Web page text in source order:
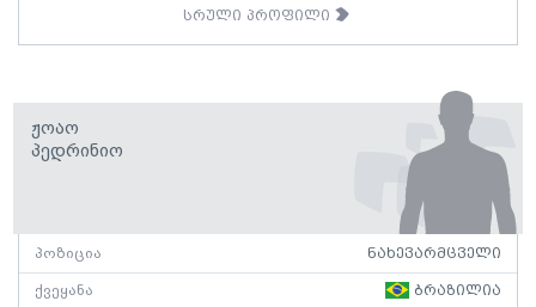
სრული პროფილი
Ჟოაო
Პედრინიო
პოზიცია ნახევარმცველი
ქვეყანა ბრაზილია